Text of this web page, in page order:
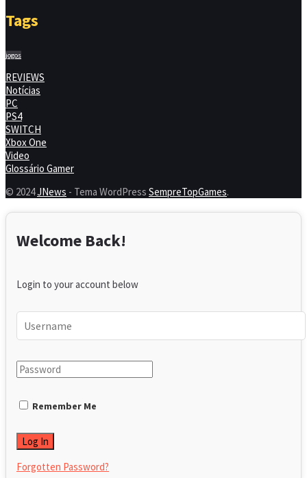
Tags
jogos
REVIEWS
Notícias
PC
PS4
SWITCH
Xbox One
Video
Glossário Gamer
© 2024JNews - Tema WordPress SempreTopGames.
Welcome Back!
Login to your account below
Remember Me
Forgotten Password?